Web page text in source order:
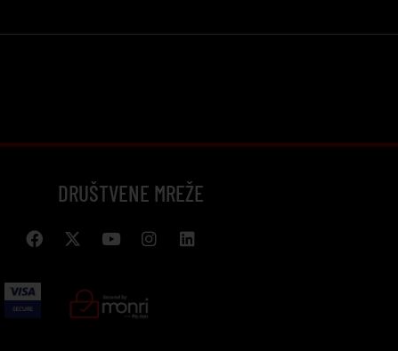
DRUŠTVENE MREŽE